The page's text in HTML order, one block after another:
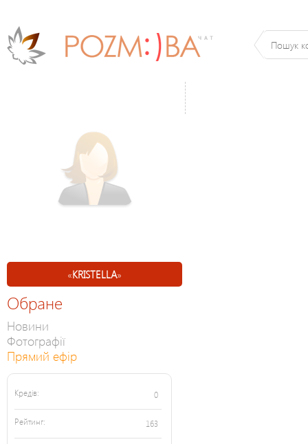
«KRISTELLA»
Обране
Новини
Фотографії
Прямий ефір
Кредів: 0
Рейтинг: 163